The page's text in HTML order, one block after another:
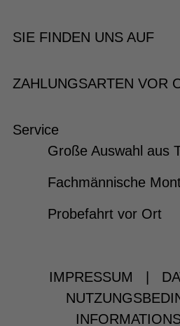
SIE FINDEN UNS AUF
ZAHLUNGSARTEN VOR
Service
Große Auswahl aus
Fachmännische
Probefahrt vor Ort
IMPRESSUM